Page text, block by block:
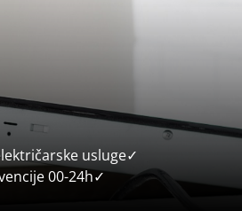
usluge✓
00-24h✓